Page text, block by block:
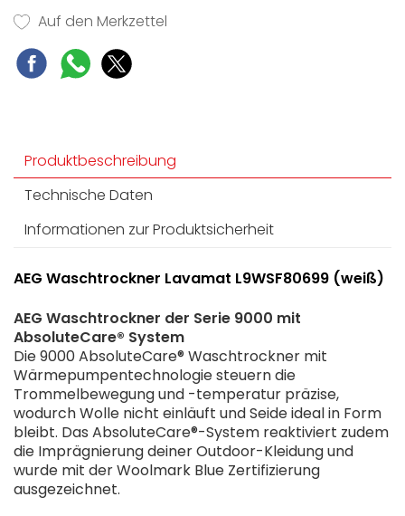
Stunden.
ProSteam®: Auffrischen statt Waschen.
ProSteam® - Auffrischfunktion mit Dampf
Auf den Merkzettel
Produktbeschreibung
Technische Daten
Informationen zur Produktsicherheit
AEG Waschtrockner Lavamat L9WSF80699 (weiß)
AEG Waschtrockner der Serie 9000 mit
AbsoluteCare® System
Die 9000 AbsoluteCare® Waschtrockner mit
Wärmepumpentechnologie steuern die
Trommelbewegung und -temperatur präzise,
wodurch Wolle nicht einläuft und Seide ideal in Form
bleibt. Das AbsoluteCare®-System reaktiviert zudem
die Imprägnierung deiner Outdoor-Kleidung und
wurde mit der Woolmark Blue Zertifizierung
ausgezeichnet.